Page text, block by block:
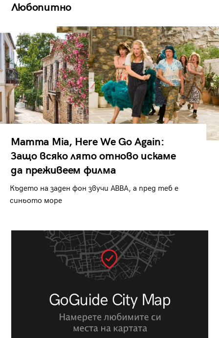
Любопитно
Mamma Mia, Here We Go Again:
Защо всяко лято отново искаме
да преживеем филма
Където на заден фон звучи ABBA, а пред теб е
синьото море